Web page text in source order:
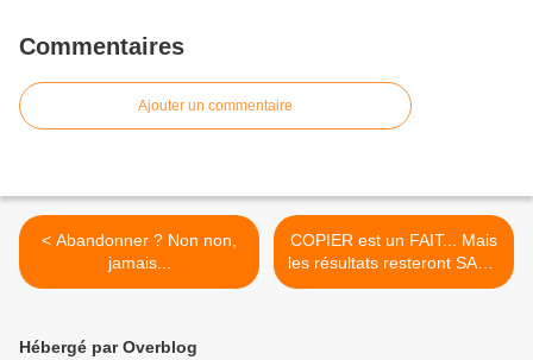
Commentaires
Ajouter un commentaire
< Abandonner ? Non non,
jamais...
COPIER est un FAIT... Mais
les résultats resteront SANS
EFFET ! >
Hébergé par Overblog